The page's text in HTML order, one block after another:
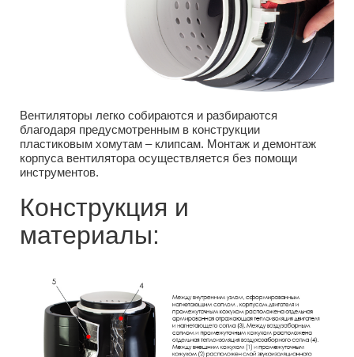
Вентиляторы легко собираются и разбираются
благодаря предусмотренным в конструкции
пластиковым хомутам – клипсам. Монтаж и демонтаж
корпуса вентилятора осуществляется без помощи
инструментов.
Конструкция и
материалы: